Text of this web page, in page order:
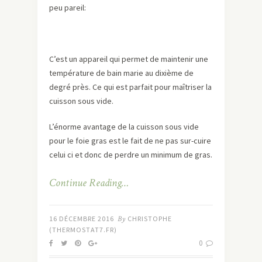
peu pareil:
C’est un appareil qui permet de maintenir une
température de bain marie au dixième de
degré près. Ce qui est parfait pour maîtriser la
cuisson sous vide.
L’énorme avantage de la cuisson sous vide
pour le foie gras est le fait de ne pas sur-cuire
celui ci et donc de perdre un minimum de gras.
Continue Reading…
16 DÉCEMBRE 2016 By CHRISTOPHE
(THERMOSTAT7.FR)
0